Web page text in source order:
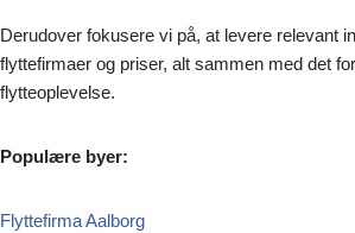
Derudover fokusere vi på, at levere relevant
flyttefirmaer og priser, alt sammen med det
flytteoplevelse.
Populære byer:
Flyttefirma Aalborg